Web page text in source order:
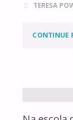
TERESA
CONTINUE